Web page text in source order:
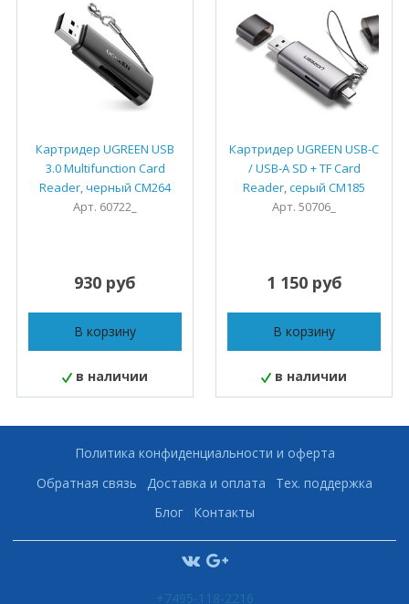
Картридер UGREEN USB
3.0 Multifunction Card
Reader, черный CM264
Арт. 60722_
930 руб
В корзину
в наличии
Картридер UGREEN USB-C
/ USB-A SD + TF Card
Reader, серый CM185
Арт. 50706_
1 150 руб
В корзину
в наличии
Политика конфиденциальности и оферта
Обратная связь
Доставка и оплата
Тех. поддержка
Блог
Контакты
+7495-118-2216